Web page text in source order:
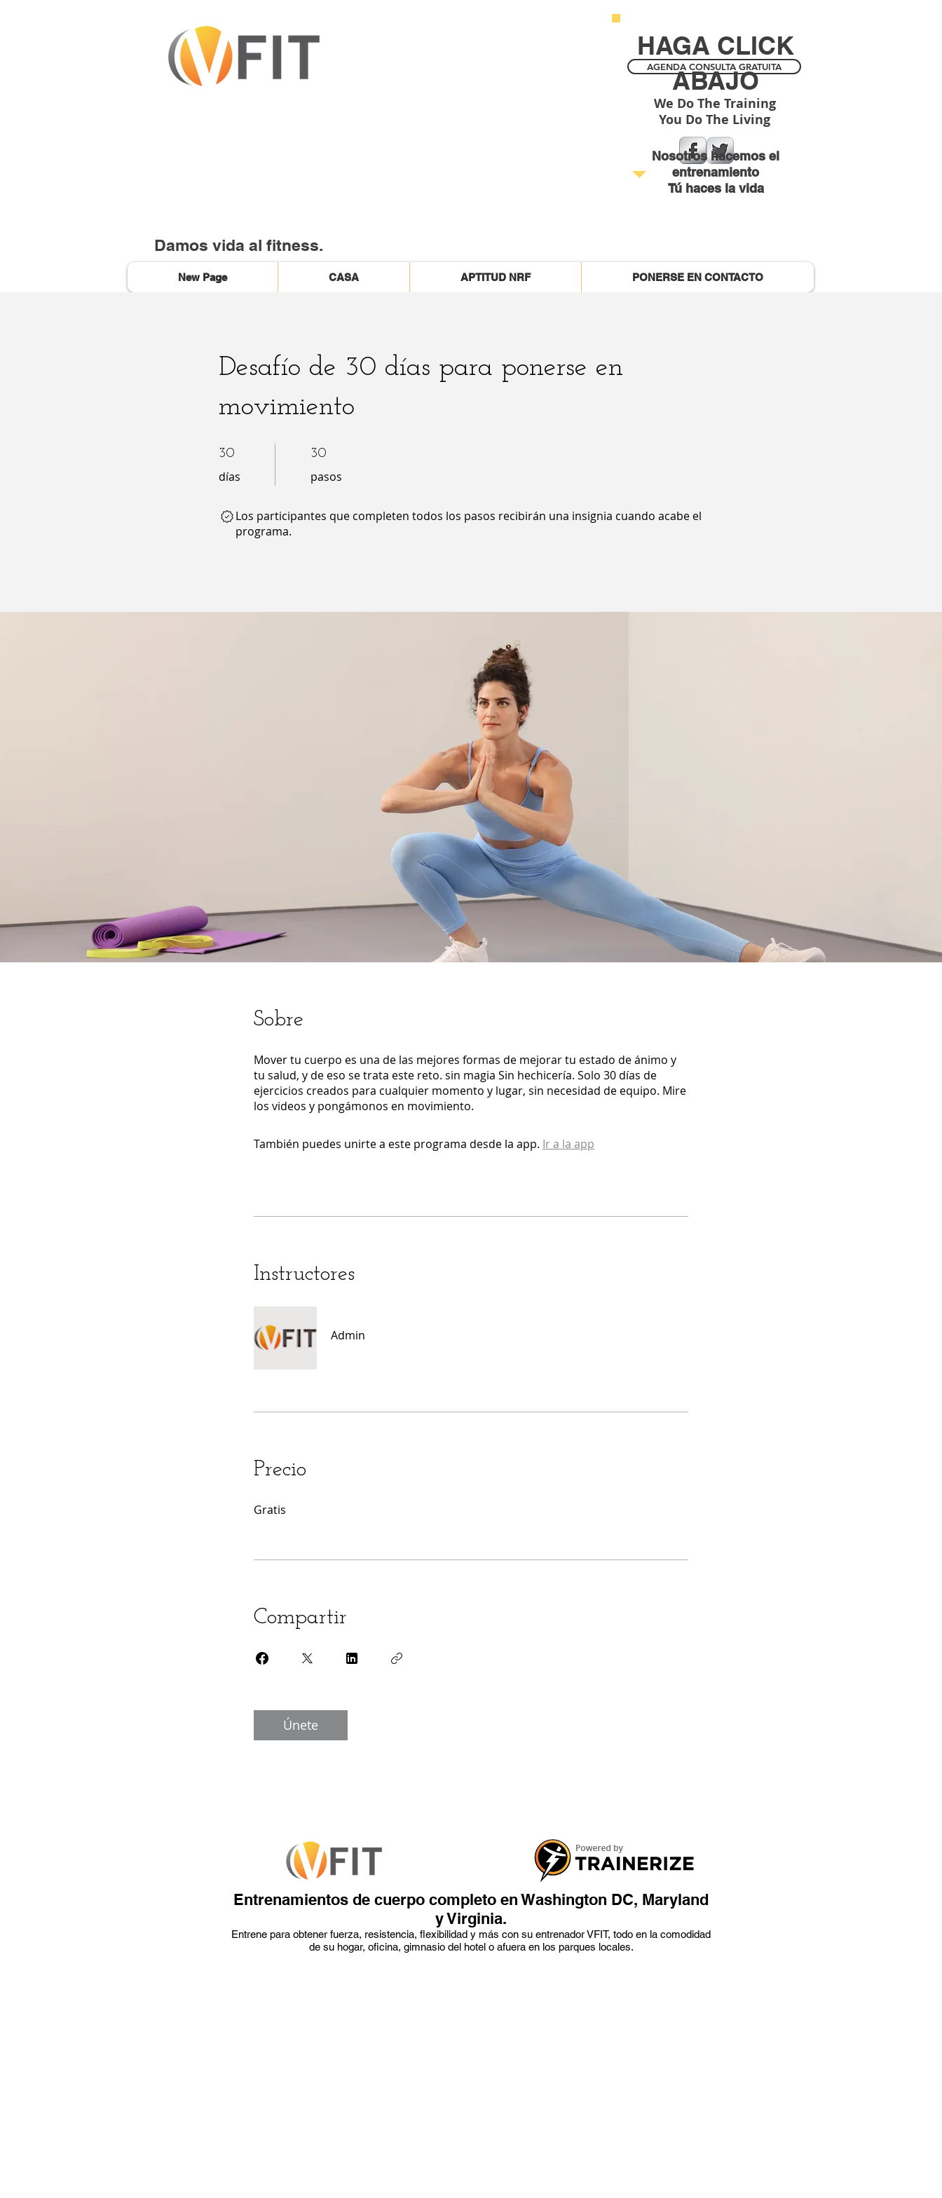
Damos vida al fitness.
AGENDA CONSULTA GRATUITA
We Do The Training
You Do The Living
HAGA CLICK
ABAJO
Nosotros hacemos el
entrenamiento
Tú haces la vida
New Page CASA APTITUD NRF PONERSE EN CONTACTO
Desafío de 30 días para ponerse en
movimiento
30
días
30 días 30
pasos
30 pasos
Los participantes que completen todos los pasos recibirán una insignia cuando acabe el
programa.
Sobre
Mover tu cuerpo es una de las mejores formas de mejorar tu estado de ánimo y
tu salud, y de eso se trata este reto. sin magia Sin hechicería. Solo 30 días de
ejercicios creados para cualquier momento y lugar, sin necesidad de equipo. Mire
los videos y pongámonos en movimiento.
También puedes unirte a este programa desde la app. Ir a la app
Instructores
Admin
Precio
Gratis
Compartir
Únete
Entrenamientos de cuerpo completo en Washington DC, Maryland
y Virginia.
Entrene para obtener fuerza, resistencia, flexibilidad y más con su entrenador VFIT, todo en la comodidad
de su hogar, oficina, gimnasio del hotel o afuera en los parques locales.